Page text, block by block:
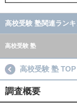
高校受験 塾関連ラン
高校受験 塾
高校受験 塾 TOP
調査概要